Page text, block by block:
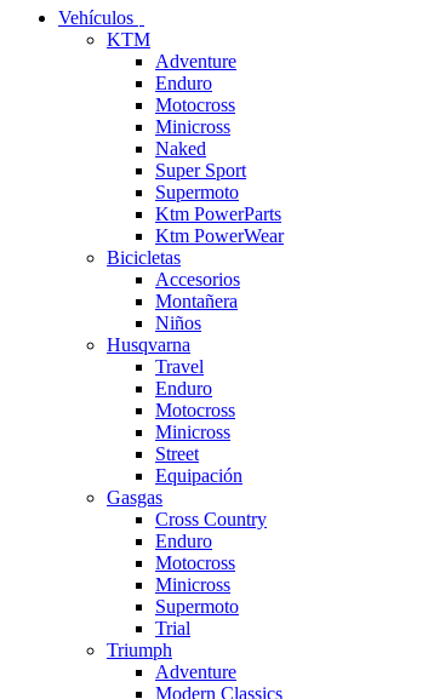
Vehículos
KTM
Adventure
Enduro
Motocross
Minicross
Naked
Super Sport
Supermoto
Ktm PowerParts
Ktm PowerWear
Bicicletas
Accesorios
Montañera
Niños
Husqvarna
Travel
Enduro
Motocross
Minicross
Street
Equipación
Gasgas
Cross Country
Enduro
Motocross
Minicross
Supermoto
Trial
Triumph
Adventure
Modern Classics